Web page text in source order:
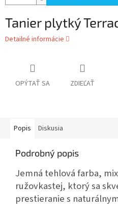
Tanier plytký
Detailné informácie
OPÝTAŤ SA ZDIEĽAŤ
Popis Diskusia
Podrobný popis
Jemná tehlová farba,
ružovkastej, ktorý sa
prestieranie s